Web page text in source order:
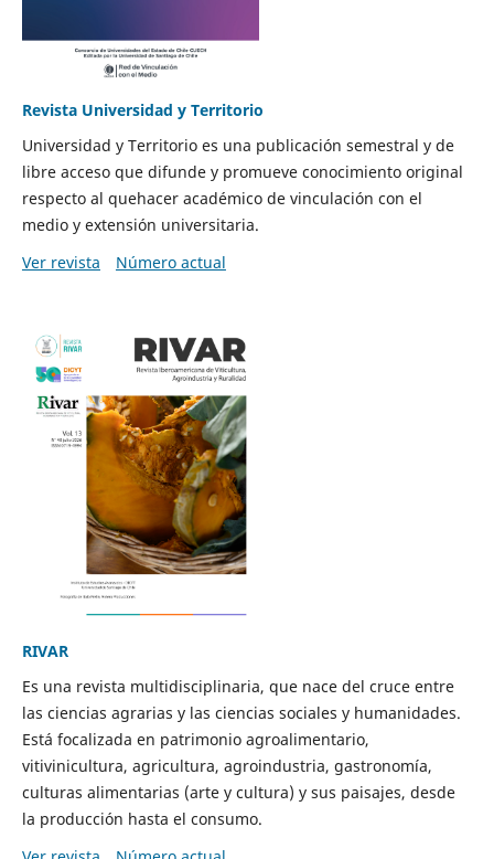
Revista Universidad y Territorio
Universidad y Territorio es una publicación semestral y de
libre acceso que difunde y promueve conocimiento original
respecto al quehacer académico de vinculación con el
medio y extensión universitaria.
Ver revista
Número actual
RIVAR
Es una revista multidisciplinaria, que nace del cruce entre
las ciencias agrarias y las ciencias sociales y humanidades.
Está focalizada en patrimonio agroalimentario,
vitivinicultura, agricultura, agroindustria, gastronomía,
culturas alimentarias (arte y cultura) y sus paisajes, desde
la producción hasta el consumo.